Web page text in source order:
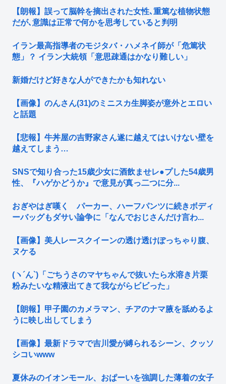
【朗報】誤って脳幹を摘出された女性､重篤な植物状態
だが､意識は正常で何かを思考していると判明
イラン最高指導者のモジタバ・ハメネイ師が「危篤状
態」？ イラン大統領「意思疎通はかなり難しい」
新婚だけど好きな人ができたかも知れない
【画像】のんさん(31)のミニスカ生脚姿が意外とエロい
と話題
【悲報】牛丼屋の吉野家さん遂に越えてはいけない壁を
越えてしまう…
SNSで知り合った15歳少女に酒飲ませレ●プした54歳男
性、『ハゲかどうか』で意見が真っ二つに分...
おぎやはぎ嘆く パーカー、ハーフパンツに続きボディ
ーバッグもダサい論争に「なんでおじさんだけ言わ...
【画像】美人レースクイーンの透け透けぽっちゃり腹、
ヌケる
(ヽ´ん`)「ごちうさのマヤちゃんで抜いたら水溶き片栗
粉みたいな精液出てきて我ながらビビった」
【朗報】甲子園のカメラマン、チアのナマ腋を舐めるよ
うに映し出してしまう
【画像】最新ドラマで吉川愛が縛られるシーン、クッソ
シコいwww
夏休みのイオンモール、おぱーいを強調した薄着の女子